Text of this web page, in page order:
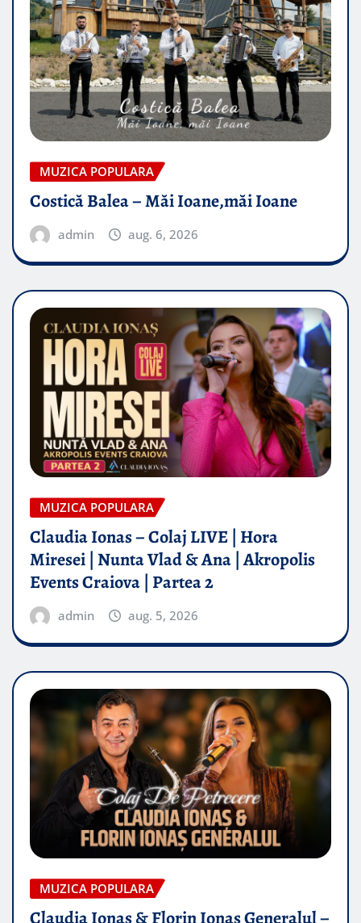
MUZICA POPULARA
Costică Balea – Măi Ioane,măi Ioane
admin aug. 6, 2026
MUZICA POPULARA
Claudia Ionas – Colaj LIVE | Hora
Miresei | Nunta Vlad & Ana | Akropolis
Events Craiova | Partea 2
admin aug. 5, 2026
MUZICA POPULARA
Claudia Ionas & Florin Ionas Generalul –